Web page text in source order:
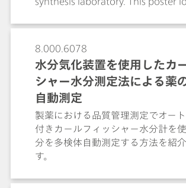
solution flushes the drug to
improves sensitivity as well as
Besides the determination of
monomethylamine in Nebivolol
hydrochloride discussed here, the
further low-molecular-weight
wide range of drugs.
the synthesis of metal-organic
determination of pharmaceutical
ingredients.
8.000.6078
水分気化装置を使用したカ
シャー水分測定法による薬
自動測定
製薬における品質管理測定でオー
付きカールフィッシャー水分計を
分を多検体自動測定する方法を紹
す。